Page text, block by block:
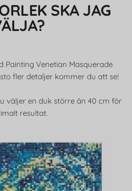
SKA JAG
Painting Venetian Masquerade
fler detaljer kommer du att se!
väljer en duk större än 40 cm för
resultat.